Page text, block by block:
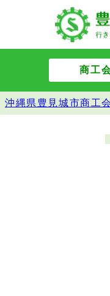
商工
沖縄県豊見城市商工会